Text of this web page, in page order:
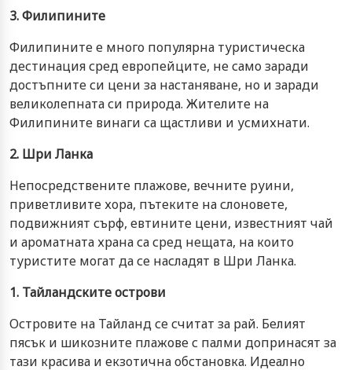
3. Филипините
Филипините е много популярна туристическа
дестинация сред европейците, не само заради
достъпните си цени за настаняване, но и заради
великолепната си природа. Жителите на
Филипините винаги са щастливи и усмихнати.
2. Шри Ланка
Непосредствените плажове, вечните руини,
приветливите хора, пътеките на слоновете,
подвижният сърф, евтините цени, известният чай
и ароматната храна са сред нещата, на които
туристите могат да се насладят в Шри Ланка.
1. Тайландските острови
Островите на Тайланд се считат за рай. Белият
пясък и шикозните плажове с палми допринасят за
тази красива и екзотична обстановка. Идеално